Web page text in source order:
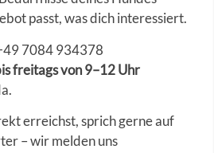
passt, was dich interessiert.
7084 934378
freitags von 9–12 Uhr
erreichst, sprich gerne auf
– wir melden uns